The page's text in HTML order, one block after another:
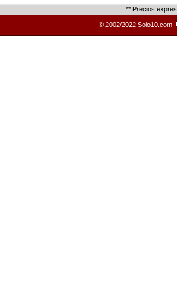
** Precios
© 2002/2022 Solo10.com